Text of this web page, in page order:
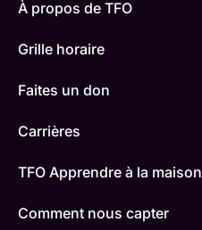
À propos de TFO
Grille horaire
Faites un don
Carrières
TFO Apprendre à la maison
Comment nous capter